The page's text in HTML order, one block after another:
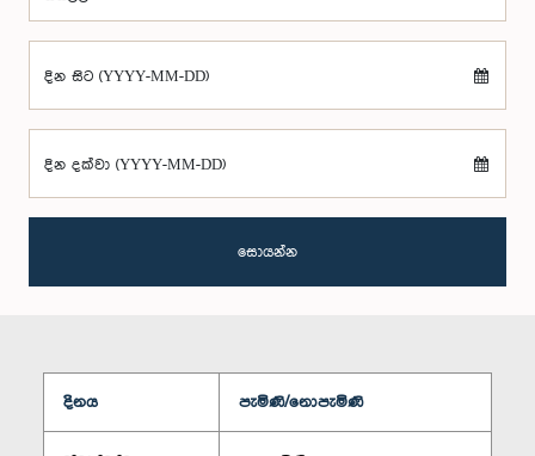
දින සිට (YYYY-MM-DD)
දින දක්වා (YYYY-MM-DD)
සොයන්න
දිනය පැමිණි/නොපැමිණි